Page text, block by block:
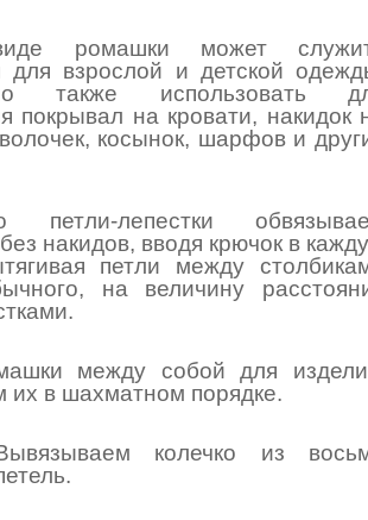
ромашки может
для взрослой и детской
также использовать
покрывал на кровати, накидок
косынок, шарфов и
петли-лепестки
накидов, вводя крючок в
петли между
на величину
между собой для
их в шахматном порядке.
колечко из